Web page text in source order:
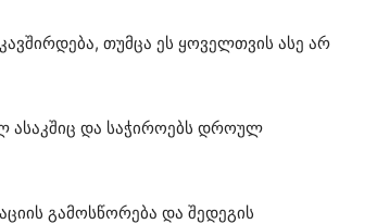
თუმცა ეს ყოველთვის ასე არ
ასაკშიც და საჭიროებს დროულ
გამოსწორება და შედეგის